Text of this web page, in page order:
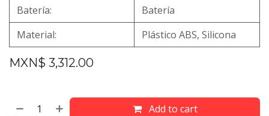
Batería:
Batería
Material:
Plástico ABS, Silicona
MXN$ 3,312.00
Add to cart